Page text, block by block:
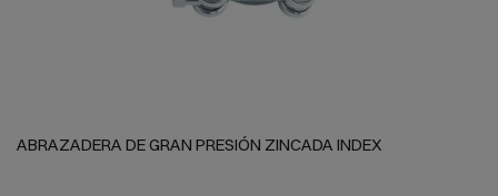
ABRAZADERA DE GRAN PRESIÓN ZINCADA INDEX